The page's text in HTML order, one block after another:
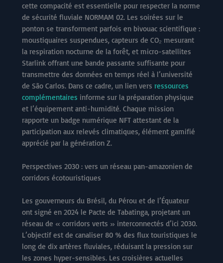
cette compacité est essentielle pour respecter la norme
de sécurité fluviale NORMAM 02. Les soirées sur le
ponton se transforment parfois en bivouac scientifique :
moustiquaires suspendues, capteurs de CO₂ mesurant
la respiration nocturne de la forêt, et micro-satellites
Starlink offrant une bande passante suffisante pour
transmettre des données en temps réel à l’université
de São Carlos. Dans ce cadre, un lien vers ressources
complémentaires informe sur la préparation physique
et l’équipement anti-humidité. Chaque mission
rapporte un badge numérique NFT attestant de la
participation aux relevés climatiques, élément gamifié
apprécié par la génération Z.
Perspectives 2030 : vers un réseau pan-amazonien de
corridors écotouristiques
Les gouverneurs du Brésil, du Pérou et de l’Équateur
ont signé en 2024 le Pacte de Tabatinga, projetant un
réseau de « corridors verts » interconnectés d’ici 2030.
L’objectif est de canaliser 80 % des flux touristiques le
long de dix artères fluviales, réduisant la pression sur
les zones hyper-sensibles. Les croisières actuelles